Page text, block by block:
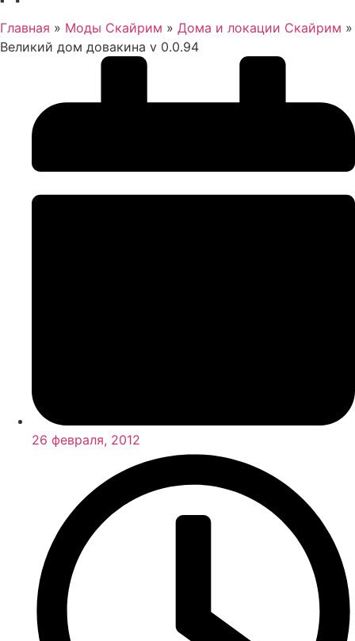
Главная » Моды Скайрим » Дома и локации Скайрим »
Великий дом довакина v 0.0.94
26 февраля, 2012